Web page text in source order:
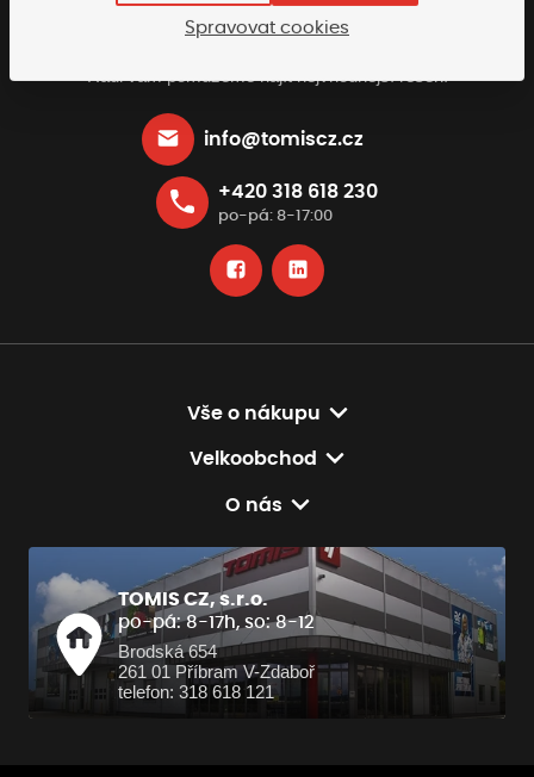
info@tomiscz.cz
+420 318 618 230
po-pá: 8-17:00
Vše o nákupu
Velkoobchod
O nás
TOMIS CZ, s.r.o.
po-pá: 8-17h, so: 8-12
Brodská 654
261 01 Příbram V-Zdaboř
telefon: 318 618 121
Spravovat cookies